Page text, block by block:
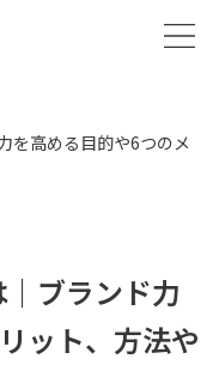
を高める目的や6つのメ
ブランド力
ット、方法や